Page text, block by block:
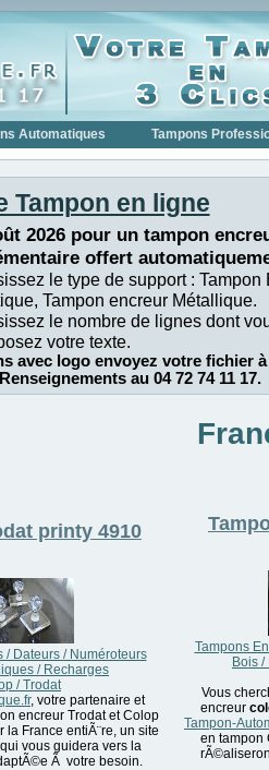
Automatiques Tampons
Tampon en ligne
2026 pour un tampon
offert
le type de support : Tampon
Tampon encreur Métallique.
le nombre de lignes dont
votre texte.
avec logo envoyez votre fichier
au 04 72 74 11 17.
printy 4910
/ Dateurs / Numéroteurs
/ Recharges
/ Trodat
, votre partenaire et
encreur Trodat et Colop
la France entiÃ¨re, un site
vous guidera vers la
Ã votre besoin.
Tampons
Bois
Vous
encreur
Tampon-
en tampon